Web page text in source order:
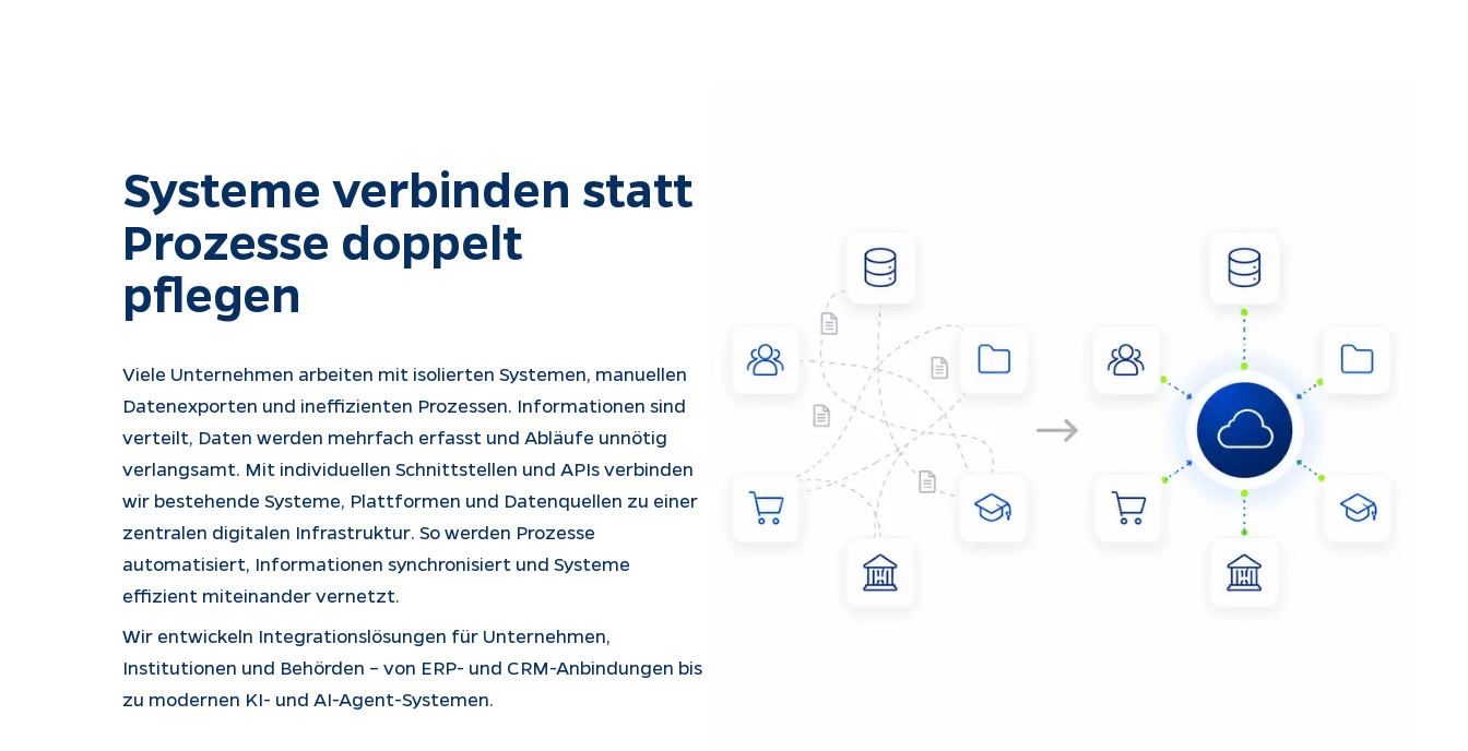
Systeme verbinden statt
Prozesse doppelt
pflegen
Viele Unternehmen arbeiten mit isolierten Systemen, manuellen
Datenexporten und ineffizienten Prozessen. Informationen sind
verteilt, Daten werden mehrfach erfasst und Abläufe unnötig
verlangsamt. Mit individuellen Schnittstellen und APIs verbinden
wir bestehende Systeme, Plattformen und Datenquellen zu einer
zentralen digitalen Infrastruktur. So werden Prozesse
automatisiert, Informationen synchronisiert und Systeme
effizient miteinander vernetzt.
Wir entwickeln Integrationslösungen für Unternehmen,
Institutionen und Behörden – von ERP- und CRM-Anbindungen bis
zu modernen KI- und AI-Agent-Systemen.